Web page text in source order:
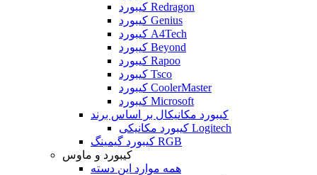
کیبورد Redragon
کیبورد Genius
کیبورد A4Tech
کیبورد Beyond
کیبورد Rapoo
کیبورد Tsco
کیبورد CoolerMaster
کیبورد Microsoft
کیبورد مکانیکال بر اساس برند
کیبورد مکانیکی Logitech
کیبورد گیمینگ RGB
کیبورد و ماوس
همه موارد این دسته